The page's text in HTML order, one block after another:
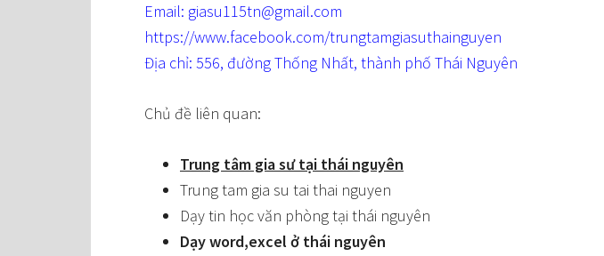
Email: giasu115tn@gmail.com
https://www.facebook.com/trungtamgiasuthainguyen
Địa chỉ: 556, đường Thống Nhất, thành phố Thái Nguyên
Chủ đề liên quan:
Trung tâm gia sư tại thái nguyên
Trung tam gia su tai thai nguyen
Dạy tin học văn phòng tại thái nguyên
Dạy word,excel ở thái nguyên